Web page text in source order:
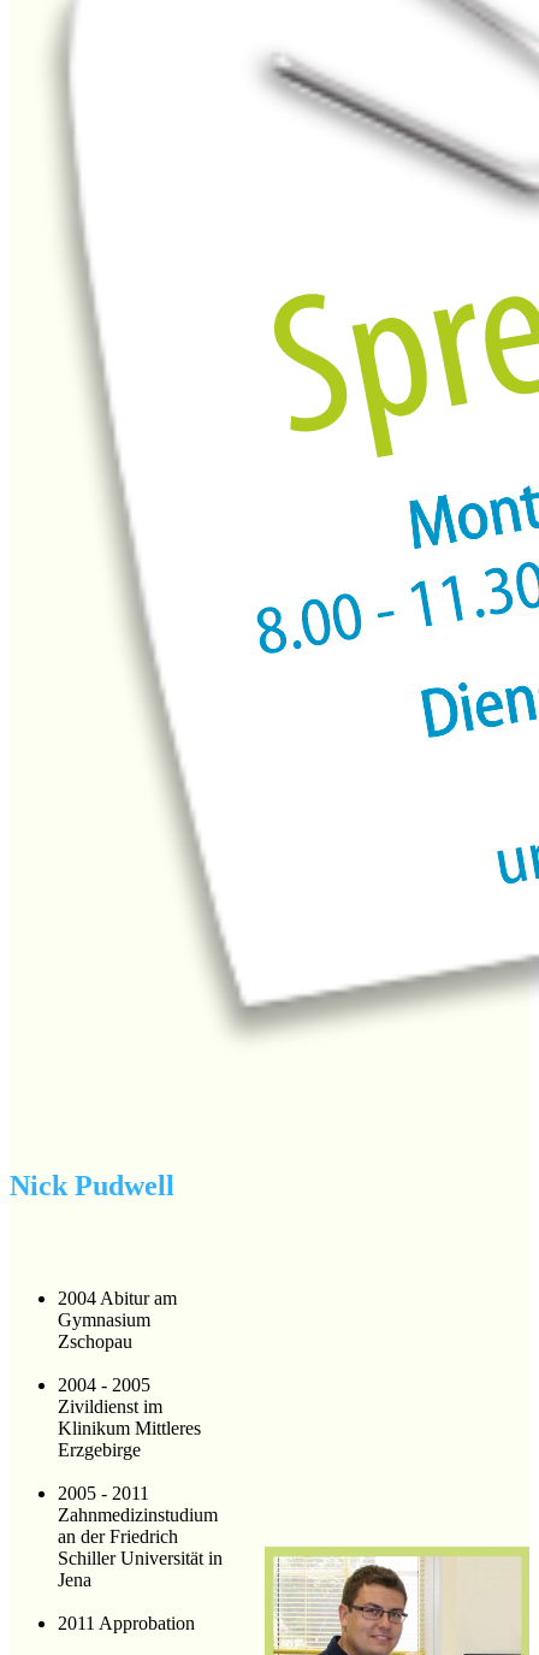
Nick Pudwell
2004 Abitur am
Gymnasium
Zschopau
2004 - 2005
Zivildienst im
Klinikum Mittleres
Erzgebirge
2005 - 2011
Zahnmedizinstudium
an der Friedrich
Schiller Universität in
Jena
2011 Approbation